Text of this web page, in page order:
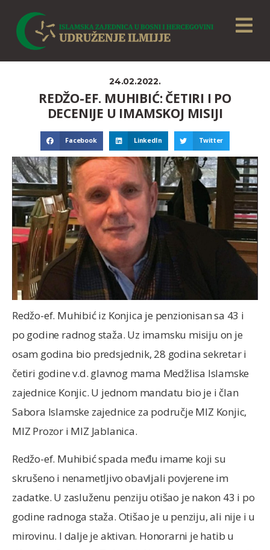
24.02.2022.
REDŽO-EF. MUHIBIĆ: ČETIRI I PO
DECENIJE U IMAMSKOJ MISIJI
Facebook LinkedIn Twitter
Redžo-ef. Muhibić iz Konjica je penzionisan sa 43 i
po godine radnog staža. Uz imamsku misiju on je
osam godina bio predsjednik, 28 godina sekretar i
četiri godine v.d. glavnog mama Medžlisa Islamske
zajednice Konjic. U jednom mandatu bio je i član
Sabora Islamske zajednice za područje MIZ Konjic,
MIZ Prozor i MIZ Jablanica.
Redžo-ef. Muhibić spada među imame koji su
skrušeno i nenametljivo obavljali povjerene im
zadatke. U zasluženu penziju otišao je nakon 43 i po
godine radnoga staža. Otišao je u penziju, ali nije i u
mirovinu. I dalje je aktivan. Honorarni je hatib u